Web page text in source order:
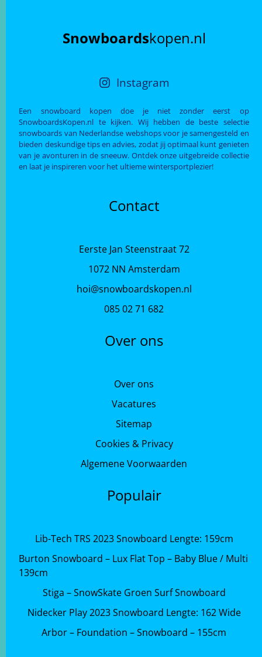
Snowboardskopen.nl
Instagram
Een snowboard kopen doe je niet zonder eerst op
SnowboardsKopen.nl te kijken. Wij hebben de beste selectie
snowboards van Nederlandse webshops voor je samengesteld en
bieden deskundige tips en advies, zodat jij optimaal kunt genieten
van je avonturen in de sneeuw. Ontdek onze uitgebreide collectie
en laat je inspireren voor het ultieme wintersportplezier!
Contact
Eerste Jan Steenstraat 72
1072 NN Amsterdam
hoi@snowboardskopen.nl
085 02 71 682
Over ons
Over ons
Vacatures
Sitemap
Cookies & Privacy
Algemene Voorwaarden
Populair
Lib-Tech TRS 2023 Snowboard Lengte: 159cm
Burton Snowboard – Lux Flat Top – Baby Blue / Multi
139cm
Stiga – SnowSkate Groen Surf Snowboard
Nidecker Play 2023 Snowboard Lengte: 162 Wide
Arbor – Foundation – Snowboard – 155cm